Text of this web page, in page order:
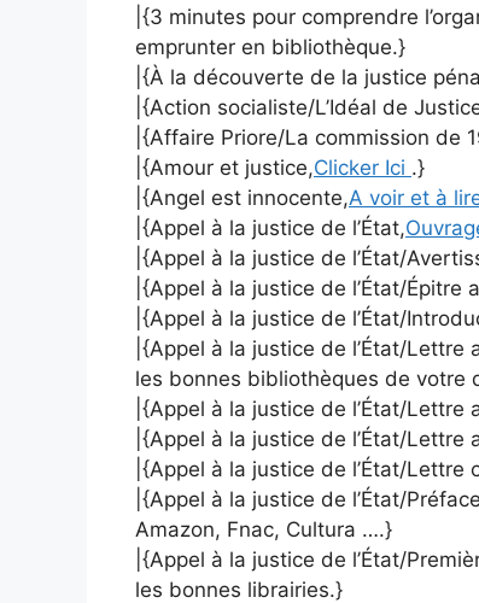
|{3 minutes pour comprendre
emprunter en bibliothèque.}
|{À la découverte de la justice
|{Action socialiste/L’Idéal de
|{Affaire Priore/La commission de
|{Amour et justice,Clicker Ici .}
|{Angel est innocente,A voir et à
|{Appel à la justice de l’État,
|{Appel à la justice de l’État/
|{Appel à la justice de l’État/Épitre
|{Appel à la justice de l’État/
|{Appel à la justice de l’État/Lettre
les bonnes bibliothèques de votre
|{Appel à la justice de l’État/Lettre
|{Appel à la justice de l’État/Lettre
|{Appel à la justice de l’État/Lettre
|{Appel à la justice de l’État/
Amazon, Fnac, Cultura ….}
|{Appel à la justice de l’État/
les bonnes librairies.}